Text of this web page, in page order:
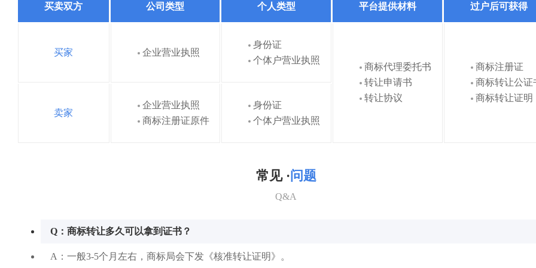
买卖双方 公司类型 个人类型 平台提供材料 过户后可获得
买家 企业营业执照
身份证
个体户营业执照
商标代理委托书
转让申请书
转让协议
商标注册证
商标转让公证
商标转让证明
卖家
企业营业执照
商标注册证原件
身份证
个体户营业执照
常见 ·问题
Q&A
Q：商标转让多久可以拿到证书？
A：一般3-5个月左右，商标局会下发《核准转让证明》。